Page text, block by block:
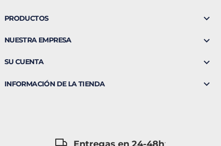
PRODUCTOS 
NUESTRA EMPRESA 
SU CUENTA 
INFORMACIÓN DE LA TIENDA 